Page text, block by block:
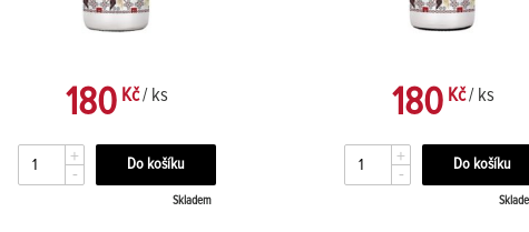
180Kč/ ks
+
-
Skladem
180Kč/ ks
+
-